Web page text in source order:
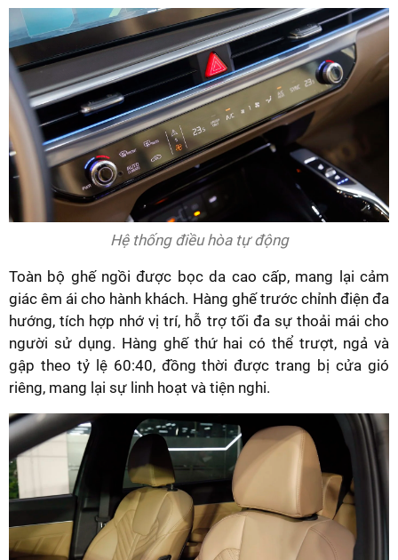
Hệ thống điều hòa tự động
Toàn bộ ghế ngồi được bọc da cao cấp, mang lại cảm
giác êm ái cho hành khách. Hàng ghế trước chỉnh điện đa
hướng, tích hợp nhớ vị trí, hỗ trợ tối đa sự thoải mái cho
người sử dụng. Hàng ghế thứ hai có thể trượt, ngả và
gập theo tỷ lệ 60:40, đồng thời được trang bị cửa gió
riêng, mang lại sự linh hoạt và tiện nghi.